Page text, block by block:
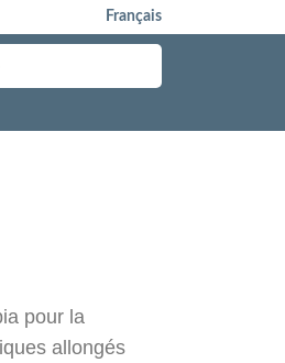
Français
pour la
allongés